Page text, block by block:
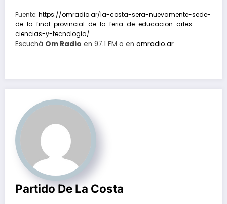
Fuente: https://omradio.ar/la-costa-sera-nuevamente-sede-
de-la-final-provincial-de-la-feria-de-educacion-artes-
ciencias-y-tecnologia/
Escuchá Om Radio en 97.1 FM o en omradio.ar
Partido De La Costa